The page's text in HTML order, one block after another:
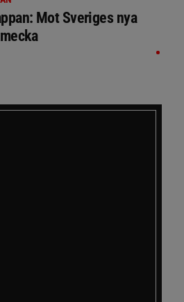
Mot Sveriges nya